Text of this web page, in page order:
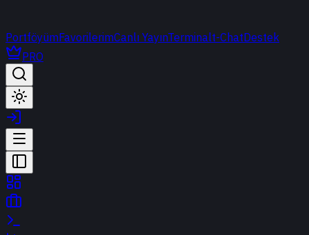
PortföyümFavorilerimCanlı YayınTerminalt-ChatDestek
PRO